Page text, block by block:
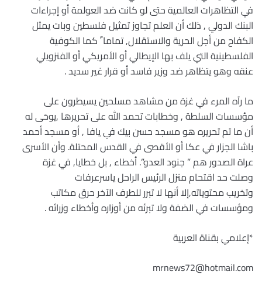
في التظاهرات العالمية حتى لو كانت ضد العولمة أو إجراءات
البنك الدولي , ذلك أن العلم تجاوز تمثيل فلسطين وبات يمثل
الكفاح من أجل الحرية والاستقلال, تماما ً كما الكوفية
الفلسطينية التي يلف بها الإيطالي أو الأمريكي أو الفنزويلي
عنقه وهو يتظاهر ضد وزير فاسد أو قرار غير سديد .
ما رآه المرء في غزة من مشاهد مسلحين يسيطرون على
مؤسسات السلطة , وخطابات تحمد الله على تحريرها ,يوحَى له
أن ما تم تحريره هو مسجد حسن بيك في يافا , أو مسجد أحمد
باشا الجزار في عكا أو الأقصى في القدس المحتلة. وأن الأسرى
عراة الصدور هم ” جنود العدو”. أخطاء , بل خطايا, في غزة
وصلت حد اقتحام منزل الرئيس الراحل ياسرعرفات
وتخريب محتوياته,إلا أنها لا تبرر للطرف الآخر حرق مكاتب
ومؤسسات في الضفة ولا تبرئه من أوزاره وأخطاء وزرائه .
*إعلامي بقناة العربية
mrnews72@hotmail.com